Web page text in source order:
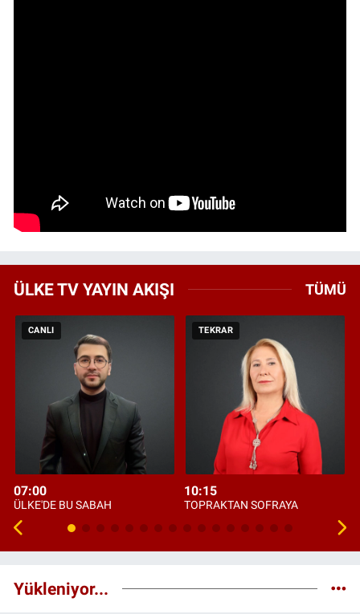
ÜLKE TV YAYIN AKIŞI TÜMÜ
CANLI
07:00
ÜLKE'DE BU SABAH
TEKRAR
10:15
TOPRAKTAN SOFRAYA
Yükleniyor...